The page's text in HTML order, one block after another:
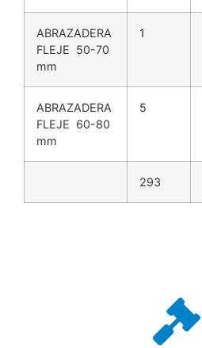
ABRAZADERA
FLEJE 50-70
mm
1
ABRAZADERA
FLEJE 60-80
mm
5
293